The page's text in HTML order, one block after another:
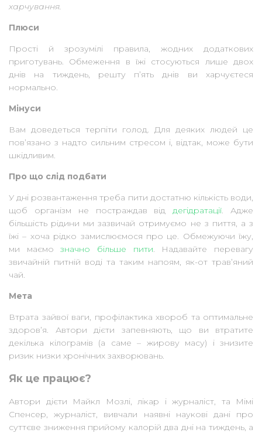
харчування.
Плюси
Прості й зрозумілі правила, жодних додаткових
приготувань. Обмеження в їжі стосуються лише двох
днів на тиждень, решту п’ять днів ви харчуєтеся
нормально.
Мінуси
Вам доведеться терпіти голод. Для деяких людей це
пов’язано з надто сильним стресом і, відтак, може бути
шкідливим.
Про що слід подбати
У дні розвантаження треба пити достатню кількість води,
щоб організм не постраждав від дегідратації . Адже
більшість рідини ми зазвичай отримуємо не з пиття, а з
їжі – хоча рідко замислюємося про це. Обмежуючи їжу,
ми маємозначно більше пити . Надавайте перевагу
звичайній питній воді та таким напоям, як-от трав’яний
чай.
Мета
Втрата зайвої ваги, профілактика хвороб та оптимальне
здоров’я. Автори дієти запевняють, що ви втратите
декілька кілограмів (а саме – жирову масу) і знизите
ризик низки хронічних захворювань.
Як це працює?
Автори дієти Майкл Мозлі, лікар і журналіст, та Мімі
Спенсер, журналіст, вивчали наявні наукові дані про
суттєве зниження прийому калорій два дні на тиждень, а